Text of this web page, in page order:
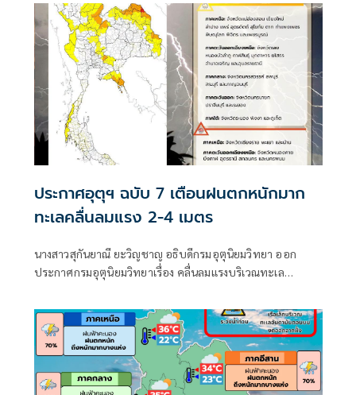
ประกาศอุตุฯ ฉบับ 7 เตือนฝนตกหนักมาก
ทะเลคลื่นลมแรง 2-4 เมตร
นางสาวสุกันยาณี ยะวิญชาญ อธิบดีกรมอุตุนิยมวิทยา ออก
ประกาศกรมอุตุนิยมวิทยาเรื่อง คลื่นลมแรงบริเวณทะเล
มากบริเวณประเทศไทย